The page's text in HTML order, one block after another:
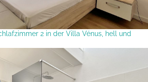
2 in der Villa Vénus, hell und